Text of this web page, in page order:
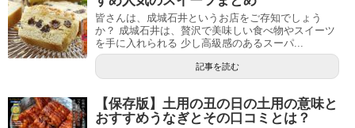
皆さんは、成城石井というお店をご存知でしょう
か？ 成城石井は、贅沢で美味しい食べ物やスイーツ
を手に入れられる 少し高級感のあるスーパ...
記事を読む
【保存版】土用の丑の日の土用の意味と
おすすめうなぎとその口コミとは？